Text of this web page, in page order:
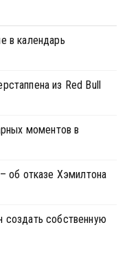
в календарь
из Red Bull
моментов в
об отказе Хэмилтона
создать собственную